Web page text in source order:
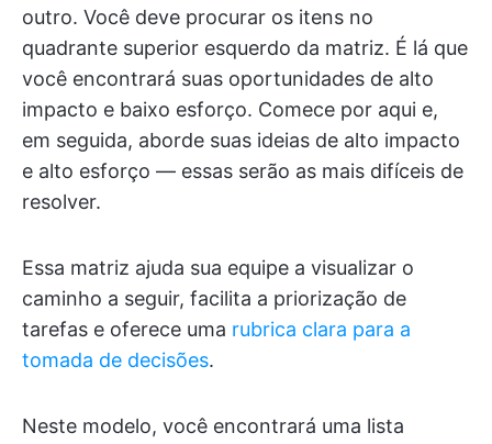
outro. Você deve procurar os itens no
quadrante superior esquerdo da matriz. É lá que
você encontrará suas oportunidades de alto
impacto e baixo esforço. Comece por aqui e,
em seguida, aborde suas ideias de alto impacto
e alto esforço — essas serão as mais difíceis de
resolver.
Essa matriz ajuda sua equipe a visualizar o
caminho a seguir, facilita a priorização de
tarefas e oferece uma rubrica clara para a
tomada de decisões.
Neste modelo, você encontrará uma lista